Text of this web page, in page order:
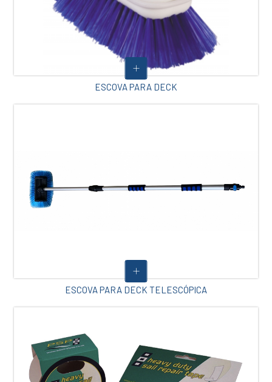
ESCOVA PARA DECK
ESCOVA PARA DECK TELESCÓPICA